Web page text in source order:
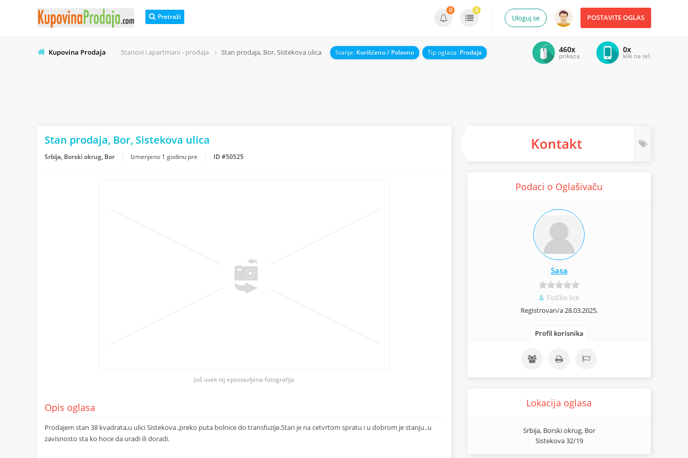
Pretraži POSTAVITE OGLAS
Uloguj se
0 0
Kupovina Prodaja Stanovi i apartmani - prodaja Stan prodaja, Bor, Sistekova ulica Stanje: Korišćeno / Polovno Tip oglasa: Prodaja 0x
klik na tel.
460x
prikaza
Stan prodaja, Bor, Sistekova ulica
Srbija, Borski okrug, Bor Izmenjeno 1 godinu pre ID #50525
Još uvek nij epostavljena fotografija
Opis oglasa
Prodajem stan 38 kvadrata,u ulici Sistekova ,preko puta bolnice do transfuzije.Stan je na cetvrtom spratu i u dobrom je stanju..u
zavisnosto sta ko hoce da uradi ili doradi.
Kontakt
Podaci o Oglašivaču
Sasa
Fizičko lice
Registrovan/a 28.03.2025.
Profil korisnika
Lokacija oglasa
Srbija, Borski okrug, Bor
Sistekova 32/19